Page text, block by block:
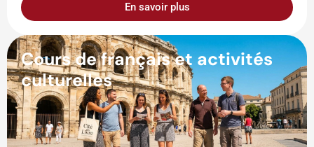
En savoir plus
Cours de français et activités
culturelles